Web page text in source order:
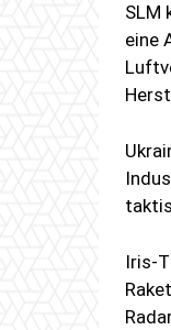
SLM
eine
Iris-